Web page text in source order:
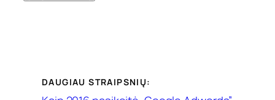
DAUGIAU STRAIPSNIŲ: